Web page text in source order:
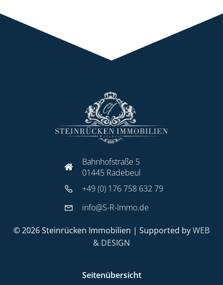
Bahnhofstraße 5
01445 Radebeul
+49 (0) 176 758 632 79
info@S-R-Immo.de
© 2026 Steinrücken Immobilien | Supported byWEB
& DESIGN
Seitenübersicht